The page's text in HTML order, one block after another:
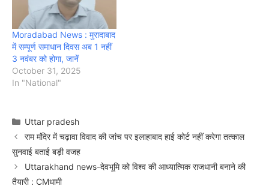
Moradabad News : मुरादाबाद
में सम्पूर्ण समाधान दिवस अब 1 नहीं
3 नवंबर को होगा, जानें
October 31, 2025
In "National"
Categories
Uttar pradesh
राम मंदिर में चढ़ावा विवाद की जांच पर इलाहाबाद हाई कोर्ट नहीं करेगा तत्काल
सुनवाई बताई बड़ी वजह
Uttarakhand news-देवभूमि को विश्व की आध्यात्मिक राजधानी बनाने की
तैयारी : CMधामी